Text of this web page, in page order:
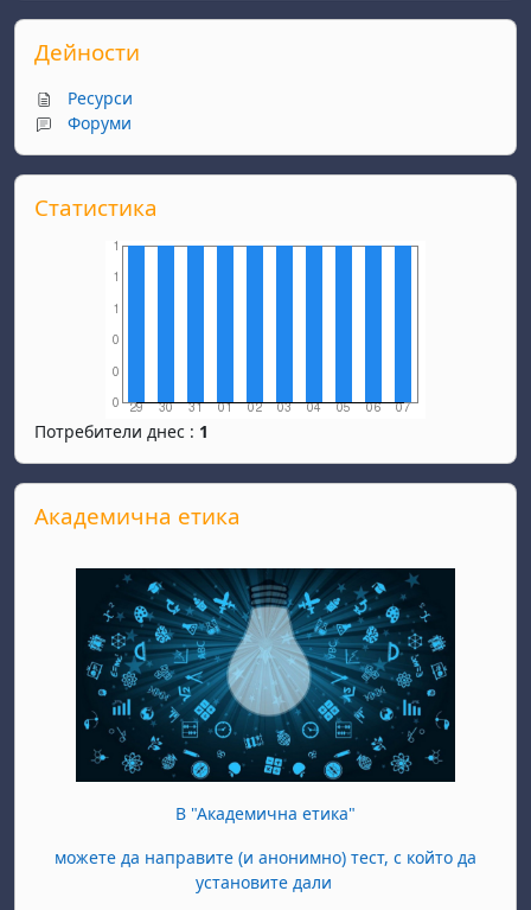
Прескочи Дейности
Дейности
Ресурси
Форуми
Прескочи Статистика
Статистика
Потребители днес : 1
Прескочи Академична етика
Академична етика
В "Академична етика"
можете да направите (и анонимно) тест, с който да
установите дали